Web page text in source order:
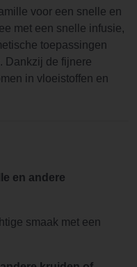
voor een snelle en
met een snelle infusie,
toepassingen
Dankzij de fijnere
in vloeistoffen en
en andere
smaak met een